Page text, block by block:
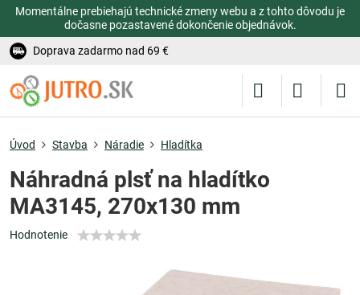
Momentálne prebiehajú technické zmeny webu a z tohto dôvodu je
dočasne pozastavené dokončenie objednávok.
Doprava zadarmo nad 69 €
Úvod Stavba Náradie Hladítka
Náhradná plsť na hladítko
MA3145, 270x130 mm
Hodnotenie